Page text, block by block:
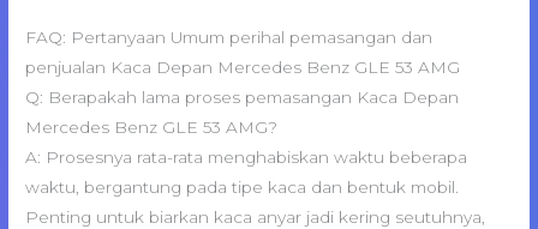
FAQ: Pertanyaan Umum perihal pemasangan dan
penjualan Kaca Depan Mercedes Benz GLE 53 AMG
Q: Berapakah lama proses pemasangan Kaca Depan
Mercedes Benz GLE 53 AMG?
A: Prosesnya rata-rata menghabiskan waktu beberapa
waktu, bergantung pada tipe kaca dan bentuk mobil.
Penting untuk biarkan kaca anyar jadi kering seutuhnya,